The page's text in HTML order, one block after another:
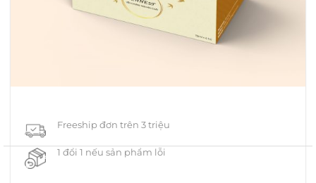
Freeship đơn trên 3 triệu
1 đổi 1 nếu sản phẩm lỗi